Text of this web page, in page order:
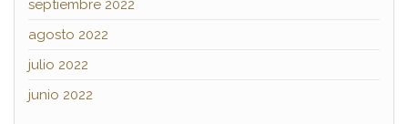
septiembre 2022
agosto 2022
julio 2022
junio 2022